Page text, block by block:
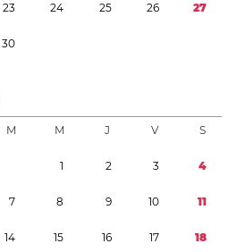
23 24 25 26 27
30
M M J V S
1 2 3 4
7 8 9 10 11
14 15 16 17 18